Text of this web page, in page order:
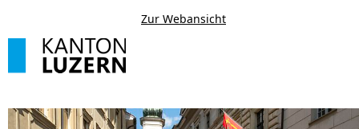
Zur Webansicht